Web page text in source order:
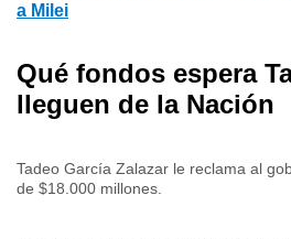
a Milei
Qué fondos espera
lleguen de la Nación
Tadeo García Zalazar le reclama al
de $18.000 millones.